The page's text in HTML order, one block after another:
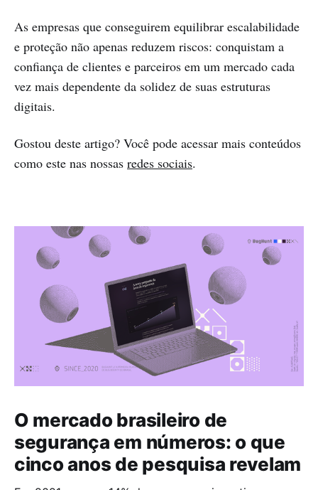
As empresas que conseguirem equilibrar escalabilidade
e proteção não apenas reduzem riscos: conquistam a
confiança de clientes e parceiros em um mercado cada
vez mais dependente da solidez de suas estruturas
digitais.
Gostou deste artigo? Você pode acessar mais conteúdos
como este nas nossas redes sociais.
O mercado brasileiro de
segurança em números: o que
cinco anos de pesquisa revelam